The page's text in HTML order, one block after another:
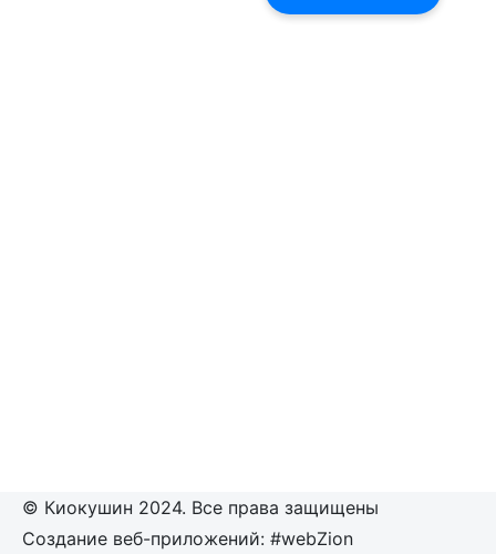
© Киокушин 2024. Все права защищены
Создание веб-приложений: #webZion